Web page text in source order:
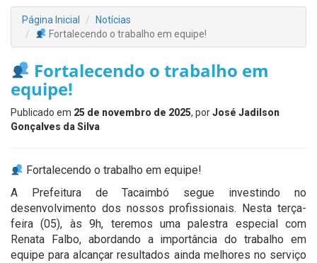
Página Inicial
Notícias
Fortalecendo o trabalho em equipe!
Fortalecendo o trabalho em
equipe!
Publicado em 25 de novembro de 2025, porJosé Jadilson
Gonçalves da Silva
Fortalecendo o trabalho em equipe!
A Prefeitura de Tacaimbó segue investindo no
desenvolvimento dos nossos profissionais. Nesta terça-
feira (05), às 9h, teremos uma palestra especial com
Renata Falbo, abordando a importância do trabalho em
equipe para alcançar resultados ainda melhores no serviço